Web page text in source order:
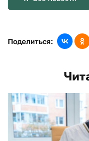
Поделиться: